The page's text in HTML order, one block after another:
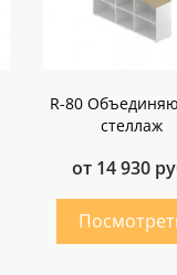
R-80
стеллаж
от 14 930